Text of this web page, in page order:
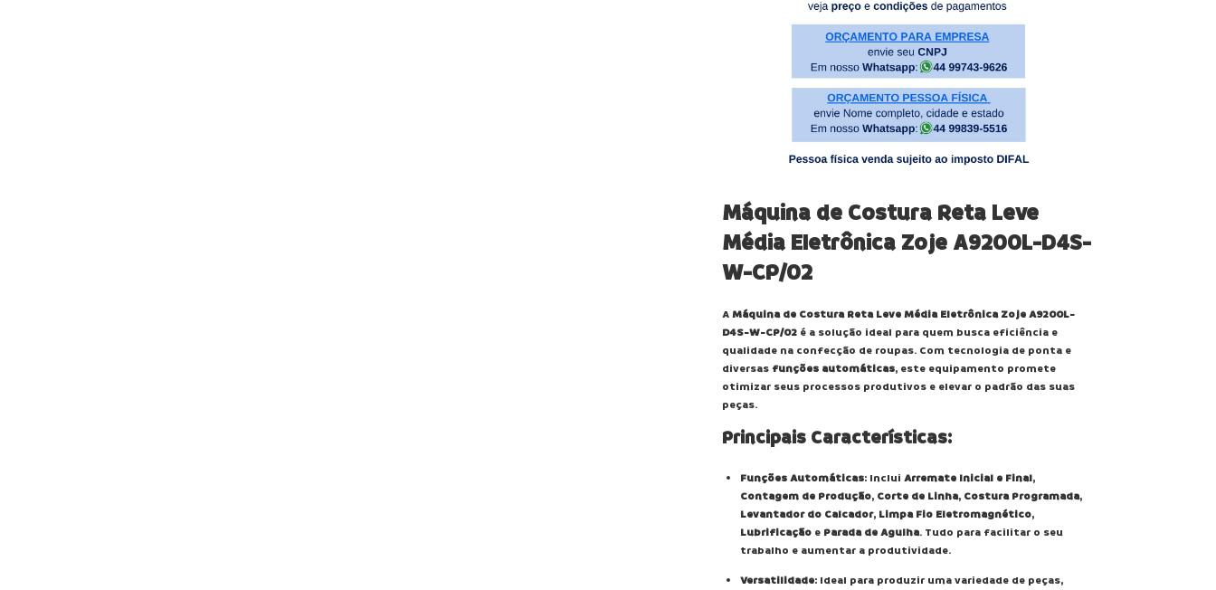
Máquina de Costura Reta Leve
Média Eletrônica Zoje A9200L-D4S-
W-CP/02
AMáquina de Costura Reta Leve Média Eletrônica Zoje A9200L-
D4S-W-CP/02 é a solução ideal para quem busca eficiência e
qualidade na confecção de roupas. Com tecnologia de ponta e
diversas funções automáticas, este equipamento promete
otimizar seus processos produtivos e elevar o padrão das suas
peças.
Principais Características:
Funções Automáticas: Inclui Arremate Inicial e Final,
Contagem de Produção, Corte de Linha, Costura Programada,
Levantador do Calcador, Limpa Fio Eletromagnético,
Lubrificação e Parada de Agulha. Tudo para facilitar o seu
trabalho e aumentar a produtividade.
Versatilidade: Ideal para produzir uma variedade de peças,